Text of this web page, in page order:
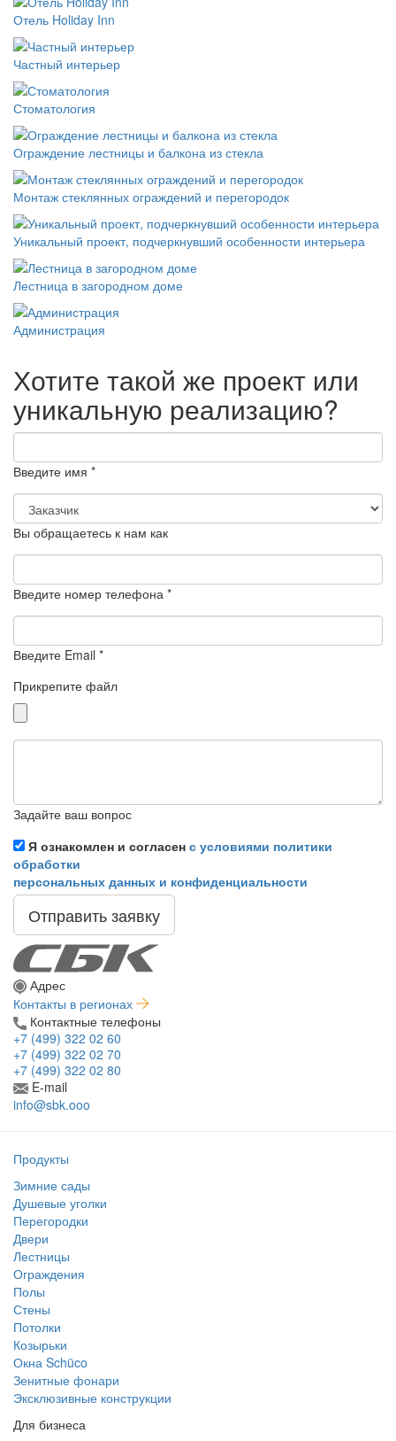
Отель Holiday Inn
Частный интерьер
Стоматология
Ограждение лестницы и балкона из стекла
Монтаж стеклянных ограждений и перегородок
Уникальный проект, подчеркнувший особенности интерьера
Лестница в загородном доме
Администрация
Хотите такой же проект или
уникальную реализацию?
Введите имя *
Вы обращаетесь к нам как
Введите номер телефона *
Введите Email *
Прикрепите файл
Задайте ваш вопрос
Я ознакомлен и согласен с условиями политики
обработки
персональных данных и конфиденциальности
Отправить заявку
Адрес
Контакты в регионах
Контактные телефоны
+7 (499) 322 02 60
+7 (499) 322 02 70
+7 (499) 322 02 80
E-mail
info@sbk.ooo
Продукты
Зимние сады
Душевые уголки
Перегородки
Двери
Лестницы
Ограждения
Полы
Стены
Потолки
Козырьки
Окна Schüco
Зенитные фонари
Эксклюзивные конструкции
Для бизнеса